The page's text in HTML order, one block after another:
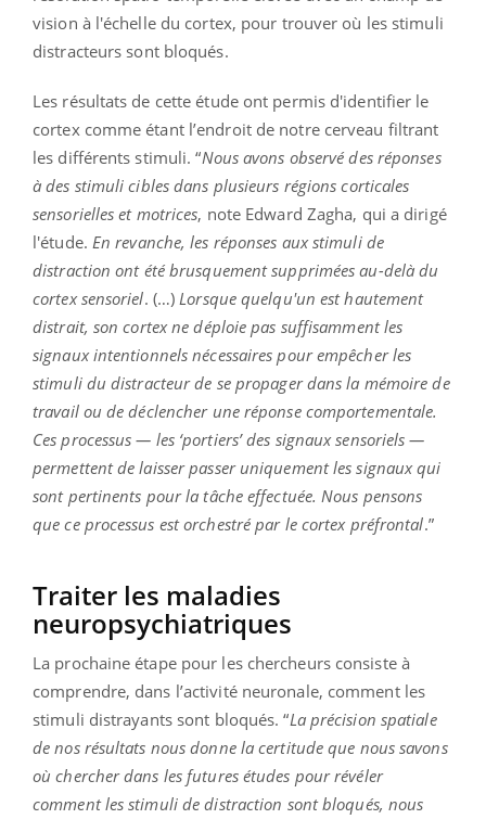
vision à l'échelle du cortex, pour trouver où les stimuli
distracteurs sont bloqués.
Les résultats de cette étude ont permis d'identifier le
cortex comme étant l’endroit de notre cerveau filtrant
les différents stimuli. “Nous avons observé des réponses
à des stimuli cibles dans plusieurs régions corticales
sensorielles et motrices, note Edward Zagha, qui a dirigé
l'étude. En revanche, les réponses aux stimuli de
distraction ont été brusquement supprimées au-delà du
cortex sensoriel. (…) Lorsque quelqu'un est hautement
distrait, son cortex ne déploie pas suffisamment les
signaux intentionnels nécessaires pour empêcher les
stimuli du distracteur de se propager dans la mémoire de
travail ou de déclencher une réponse comportementale.
Ces processus — les ‘portiers’ des signaux sensoriels —
permettent de laisser passer uniquement les signaux qui
sont pertinents pour la tâche effectuée. Nous pensons
que ce processus est orchestré par le cortex préfrontal.”
Traiter les maladies
neuropsychiatriques
La prochaine étape pour les chercheurs consiste à
comprendre, dans l’activité neuronale, comment les
stimuli distrayants sont bloqués. “La précision spatiale
de nos résultats nous donne la certitude que nous savons
où chercher dans les futures études pour révéler
comment les stimuli de distraction sont bloqués, nous